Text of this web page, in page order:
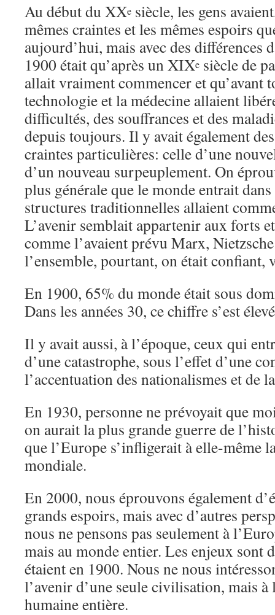
Au début du XXe siècle, les gens
mêmes craintes et les mêmes espoirs
aujourd’hui, mais avec des différences
1900 était qu’après un XIXe siècle de
allait vraiment commencer et qu’avant
technologie et la médecine allaient
difficultés, des souffrances et des
depuis toujours. Il y avait également
craintes particulières: celle d’une
d’un nouveau surpeuplement. On
plus générale que le monde entrait
structures traditionnelles allaient
L’avenir semblait appartenir aux forts
comme l’avaient prévu Marx,
l’ensemble, pourtant, on était confiant,
En 1900, 65% du monde était sous
Dans les années 30, ce chiffre s’est
Il y avait aussi, à l’époque, ceux qui
d’une catastrophe, sous l’effet d’une
l’accentuation des nationalismes et de
En 1930, personne ne prévoyait que
on aurait la plus grande guerre de
que l’Europe s’infligerait à elle-même
mondiale.
En 2000, nous éprouvons également
grands espoirs, mais avec d’autres
nous ne pensons pas seulement à
mais au monde entier. Les enjeux sont
étaient en 1900. Nous ne nous
l’avenir d’une seule civilisation, mais à
humaine entière.